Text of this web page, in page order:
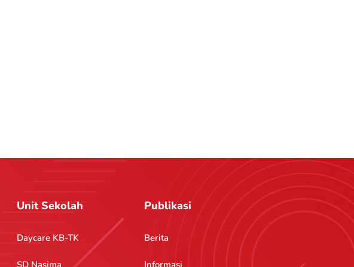
Unit Sekolah
Daycare KB-TK
SD Nasima
Publikasi
Berita
Informasi